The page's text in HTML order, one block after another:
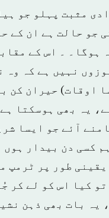
مثبت پہلو جو
جو حالت ہے ان کے
ہوگا۔ ۔ اس کے
نہیں ہے کہ
اوقات) حیران کن
یہ بھی ہوسکتا
آئے جو ایسا
کسی دن بیدار
طور پر ٹرمپ
کیا اس کو لے کر
یہ بات بھی ذہن